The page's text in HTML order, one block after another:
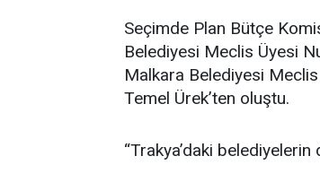
Seçimde Plan Bütçe
Belediyesi Meclis Üyesi
Malkara Belediyesi
Temel Ürek’ten oluştu.
“Trakya’daki belediyelerin